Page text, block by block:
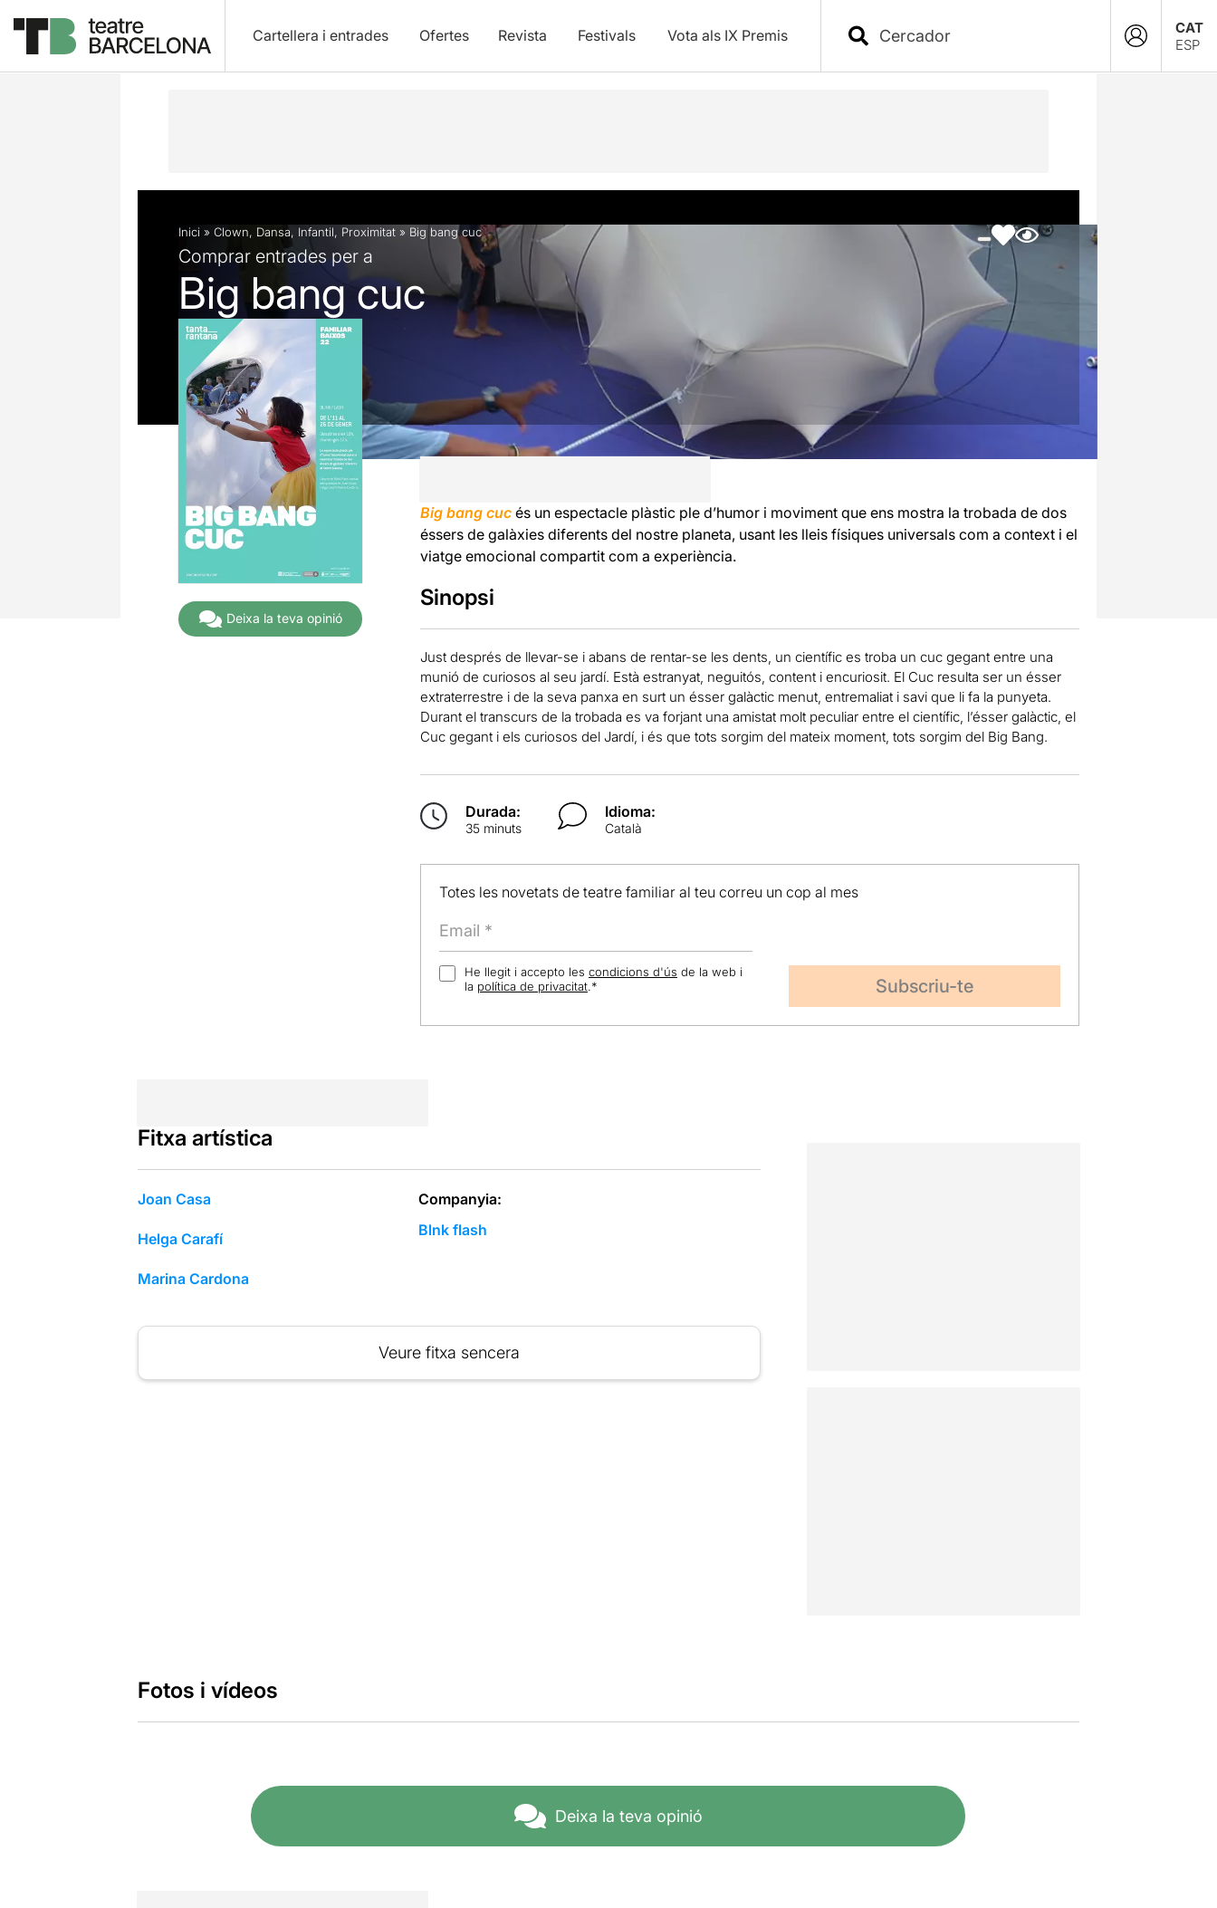
Cartellera i entrades Ofertes Revista Festivals Vota als IX Premis
CAT
ESP
Descripció Fitxa artística Fotos i vídeos
Inici » Clown, Dansa, Infantil, Proximitat » Big bang cuc
Comprar entrades per a
Big bang cuc
Deixa la teva opinió
Big bang cucés un espectacle plàstic ple d’humor i moviment que ens mostra la trobada de dos
éssers de galàxies diferents del nostre planeta, usant les lleis físiques universals com a context i el
viatge emocional compartit com a experiència.
Sinopsi
Just després de llevar-se i abans de rentar-se les dents, un científic es troba un cuc gegant entre una
munió de curiosos al seu jardí. Està estranyat, neguitós, content i encuriosit. El Cuc resulta ser un ésser
extraterrestre i de la seva panxa en surt un ésser galàctic menut, entremaliat i savi que li fa la punyeta.
Durant el transcurs de la trobada es va forjant una amistat molt peculiar entre el científic, l’ésser galàctic, el
Cuc gegant i els curiosos del Jardí, i és que tots sorgim del mateix moment, tots sorgim del Big Bang.
Durada:
35 minuts
Idioma:
Català
Totes les novetats de teatre familiar al teu correu un cop al mes
He llegit i accepto les condicions d'ús de la web i
la política de privacitat.*
Fitxa artística
Joan Casa
Helga Carafí
Marina Cardona
Companyia:
Blnk flash
Veure fitxa sencera
Fotos i vídeos
Deixa la teva opinió